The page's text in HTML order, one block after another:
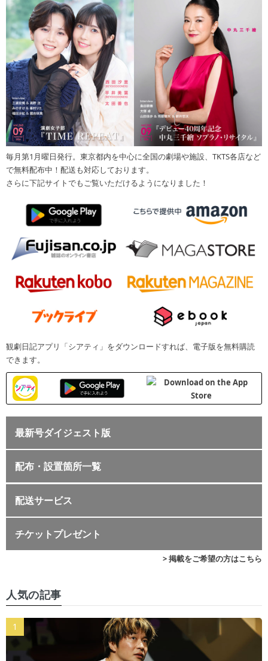
毎月第1月曜日発行。東京都内を中心に全国の劇場や施設、TKTS各店など
で無料配布中！配送も対応しております。
さらに下記サイトでもご覧いただけるようになりました！
観劇日記アプリ「シアティ」をダウンロードすれば、電子版を無料購読
できます。
最新号ダイジェスト版
配布・設置箇所一覧
配送サービス
チケットプレゼント
> 掲載をご希望の方はこちら
人気の記事